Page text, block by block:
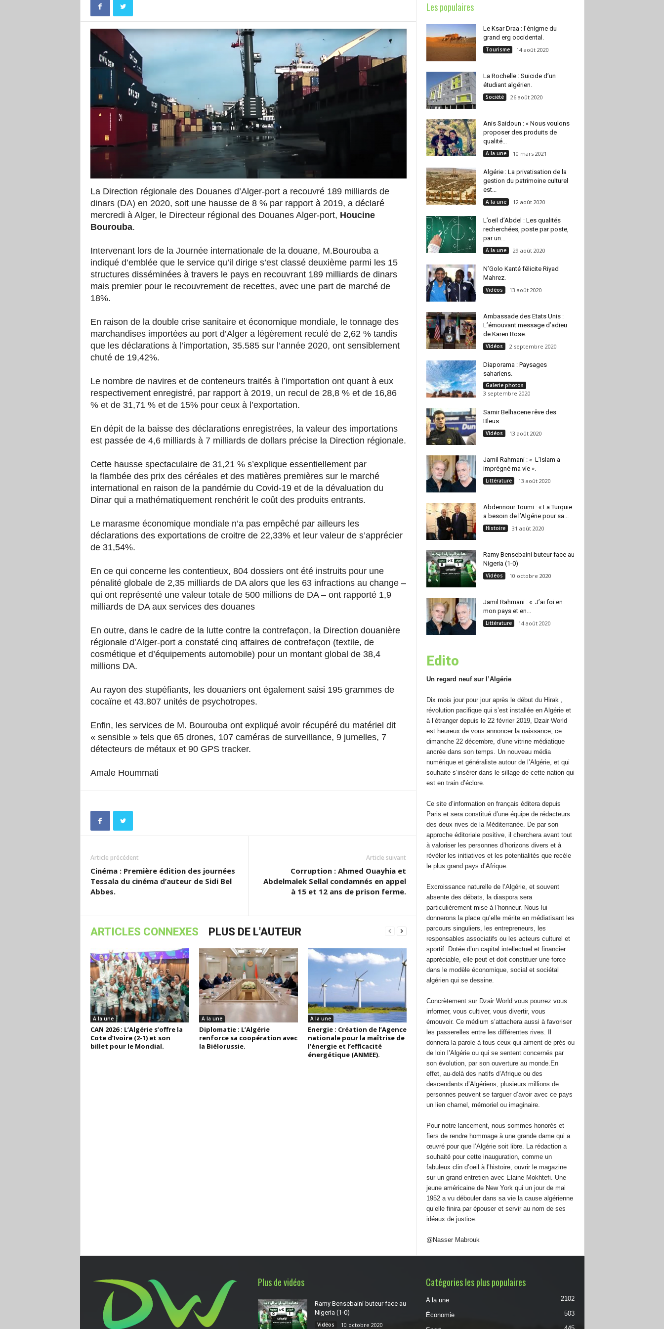
La Direction régionale des Douanes d’Alger-port a recouvré 189 milliards de
dinars (DA) en 2020, soit une hausse de 8 % par rapport à 2019, a déclaré
mercredi à Alger, le Directeur régional des Douanes Alger-port, Houcine
Bourouba.
Intervenant lors de la Journée internationale de la douane, M.Bourouba a
indiqué d’emblée que le service qu’il dirige s’est classé deuxième parmi les 15
structures disséminées à travers le pays en recouvrant 189 milliards de dinars
mais premier pour le recouvrement de recettes, avec une part de marché de
18%.
En raison de la double crise sanitaire et économique mondiale, le tonnage des
marchandises importées au port d’Alger a légèrement reculé de 2,62 % tandis
que les déclarations à l’importation, 35.585 sur l’année 2020, ont sensiblement
chuté de 19,42%.
Le nombre de navires et de conteneurs traités à l’importation ont quant à eux
respectivement enregistré, par rapport à 2019, un recul de 28,8 % et de 16,86
% et de 31,71 % et de 15% pour ceux à l’exportation.
En dépit de la baisse des déclarations enregistrées, la valeur des importations
est passée de 4,6 milliards à 7 milliards de dollars précise la Direction régionale.
Cette hausse spectaculaire de 31,21 % s’explique essentiellement par
la flambée des prix des céréales et des matières premières sur le marché
international en raison de la pandémie du Covid-19 et de la dévaluation du
Dinar qui a mathématiquement renchérit le coût des produits entrants.
Le marasme économique mondiale n’a pas empêché par ailleurs les
déclarations des exportations de croitre de 22,33% et leur valeur de s’apprécier
de 31,54%.
En ce qui concerne les contentieux, 804 dossiers ont été instruits pour une
pénalité globale de 2,35 milliards de DA alors que les 63 infractions au change –
qui ont représenté une valeur totale de 500 millions de DA – ont rapporté 1,9
milliards de DA aux services des douanes
En outre, dans le cadre de la lutte contre la contrefaçon, la Direction douanière
régionale d’Alger-port a constaté cinq affaires de contrefaçon (textile, de
cosmétique et d’équipements automobile) pour un montant global de 38,4
millions DA.
Au rayon des stupéfiants, les douaniers ont également saisi 195 grammes de
cocaïne et 43.807 unités de psychotropes.
Enfin, les services de M. Bourouba ont expliqué avoir récupéré du matériel dit
« sensible » tels que 65 drones, 107 caméras de surveillance, 9 jumelles, 7
détecteurs de métaux et 90 GPS tracker.
Amale Hoummati
Article précédent
Cinéma : Première édition des journées
Tessala du cinéma d’auteur de Sidi Bel
Abbes.
Article suivant
Corruption : Ahmed Ouayhia et
Abdelmalek Sellal condamnés en appel
à 15 et 12 ans de prison ferme.
ARTICLES CONNEXES PLUS DE L'AUTEUR
A la une
CAN 2026 : L’Algérie s’offre la
Cote d’Ivoire (2-1) et son
billet pour le Mondial.
A la une
Diplomatie : L’Algérie
renforce sa coopération avec
la Biélorussie.
A la une
Energie : Création de l’Agence
nationale pour la maîtrise de
l’énergie et l’efficacité
énergétique (ANMEE).
Les populaires
Le Ksar Draa : l’énigme du
grand erg occidental.
Tourisme 14 août 2020
La Rochelle : Suicide d’un
étudiant algérien.
Société 26 août 2020
Anis Saidoun : « Nous voulons
proposer des produits de
qualité...
A la une 10 mars 2021
Algérie : La privatisation de la
gestion du patrimoine culturel
est...
A la une 12 août 2020
L’oeil d’Abdel : Les qualités
recherchées, poste par poste,
par un...
A la une 29 août 2020
N’Golo Kanté félicite Riyad
Mahrez.
Vidéos 13 août 2020
Ambassade des Etats Unis :
L’émouvant message d’adieu
de Karen Rose.
Vidéos 2 septembre 2020
Diaporama : Paysages
sahariens.
Galerie photos
3 septembre 2020
Samir Belhacene rêve des
Bleus.
Vidéos 13 août 2020
Jamil Rahmani : « L’Islam a
imprégné ma vie ».
Littérature 13 août 2020
Abdennour Toumi : « La Turquie
a besoin de l’Algérie pour sa...
Histoire 31 août 2020
Ramy Bensebaini buteur face au
Nigeria (1-0)
Vidéos 10 octobre 2020
Jamil Rahmani : « J’ai foi en
mon pays et en...
Littérature 14 août 2020
Edito
Un regard neuf sur l’Algérie
Dix mois jour pour jour après le début du Hirak ,
révolution pacifique qui s’est installée en Algérie et
à l’étranger depuis le 22 février 2019, Dzair World
est heureux de vous annoncer la naissance, ce
dimanche 22 décembre, d’une vitrine médiatique
ancrée dans son temps. Un nouveau média
numérique et généraliste autour de l’Algérie, et qui
souhaite s’insérer dans le sillage de cette nation qui
est en train d’éclore.
Ce site d’information en français éditera depuis
Paris et sera constitué d’une équipe de rédacteurs
des deux rives de la Méditerranée. De par son
approche éditoriale positive, il cherchera avant tout
à valoriser les personnes d’horizons divers et à
révéler les initiatives et les potentialités que recèle
le plus grand pays d’Afrique.
Excroissance naturelle de l’Algérie, et souvent
absente des débats, la diaspora sera
particulièrement mise à l’honneur. Nous lui
donnerons la place qu’elle mérite en médiatisant les
parcours singuliers, les entrepreneurs, les
responsables associatifs ou les acteurs culturel et
sportif. Dotée d’un capital intellectuel et financier
appréciable, elle peut et doit constituer une force
dans le modèle économique, social et sociétal
algérien qui se dessine.
Concrètement sur Dzair World vous pourrez vous
informer, vous cultiver, vous divertir, vous
émouvoir. Ce médium s’attachera aussi à favoriser
les passerelles entre les différentes rives. Il
donnera la parole à tous ceux qui aiment de près ou
de loin l’Algérie ou qui se sentent concernés par
son évolution, par son ouverture au monde.En
effet, au-delà des natifs d’Afrique ou des
descendants d’Algériens, plusieurs millions de
personnes peuvent se targuer d’avoir avec ce pays
un lien charnel, mémoriel ou imaginaire.
Pour notre lancement, nous sommes honorés et
fiers de rendre hommage à une grande dame qui a
œuvré pour que l’Algérie soit libre. La rédaction a
souhaité pour cette inauguration, comme un
fabuleux clin d’oeil à l’histoire, ouvrir le magazine
sur un grand entretien avec Elaine Mokhtefi. Une
jeune américaine de New York qui un jour de mai
1952 a vu débouler dans sa vie la cause algérienne
qu’elle finira par épouser et servir au nom de ses
idéaux de justice.
@Nasser Mabrouk
Plus de vidéos
Ramy Bensebaini buteur face au
Nigeria (1-0)
Vidéos 10 octobre 2020
Catégories les plus populaires
A la une 2102
Économie 503